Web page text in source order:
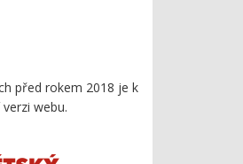
před rokem 2018 je k
webu.